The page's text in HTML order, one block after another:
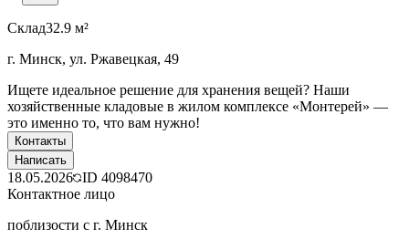
Склад32.9 м²
г. Минск, ул. Ржавецкая, 49
Ищете идеальное решение для хранения вещей? Наши
хозяйственные кладовые в жилом комплексе «Монтерей» —
это именно то, что вам нужно!
Контакты
Написать
18.05.2026 ID 4098470
Контактное лицо
поблизости с г. Минск